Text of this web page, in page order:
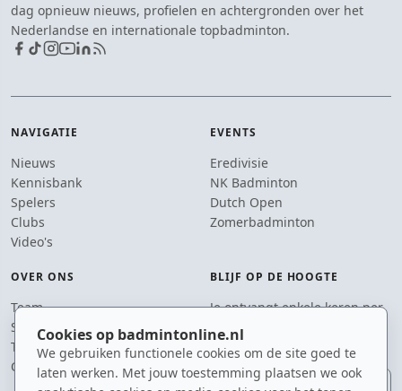
Cookies op badmintonline.nl
We gebruiken functionele cookies om de site goed te
laten werken. Met jouw toestemming plaatsen we ook
dag opnieuw nieuws, profielen en achtergronden over het
Nederlandse en internationale topbadminton.
NAVIGATIE
Nieuws
Kennisbank
Spelers
Clubs
Video's
EVENTS
Eredivisie
NK Badminton
Dutch Open
Zomerbadminton
OVER ONS
Team
Supporters
Tip de redactie
Contact
BLIJF OP DE HOOGTE
Je ontvangt enkele keren per
jaar een e-mail met het
laatste badmintonnieuws.
E-mailadres